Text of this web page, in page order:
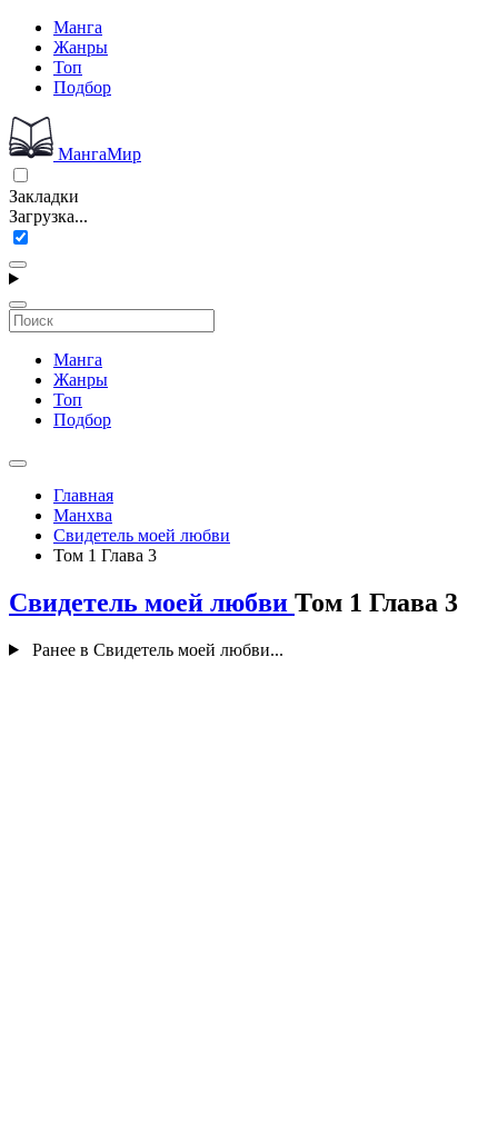
Манга
Жанры
Топ
Подбор
МангаМир
Закладки
Загрузка...
Манга
Жанры
Топ
Подбор
Главная
Манхва
Свидетель моей любви
Том 1 Глава 3
Свидетель моей любви Том 1 Глава 3
Ранее в Свидетель моей любви...